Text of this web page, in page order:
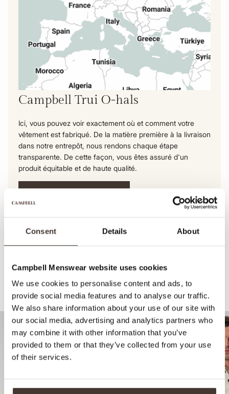
Consent Details About
Campbell Menswear website uses cookies
We use cookies to personalise content and ads, to
provide social media features and to analyse our traffic.
We also share information about your use of our site with
our social media, advertising and analytics partners who
may combine it with other information that you’ve
provided to them or that they’ve collected from your use
of their services.
Campbell Trui O-hals
Ici, vous pouvez voir exactement où et comment votre
vêtement est fabriqué. De la matière première à la livraison
dans notre entrepôt, nous rendons chaque étape
transparente. De cette façon, vous êtes assuré d'un
produit équitable et de haute qualité.
Recommandé pour votre look